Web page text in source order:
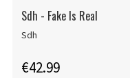
Sdh - Fake Is Real
Sdh
€42.99